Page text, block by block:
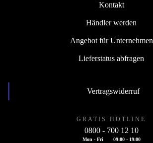
Kontakt
Händler werden
Angebot für Unternehmen
Lieferstatus abfragen
Vertragswiderruf
GRATIS HOTLINE
0800 - 700 12 10
Mon - Fri 09:00 - 19:00